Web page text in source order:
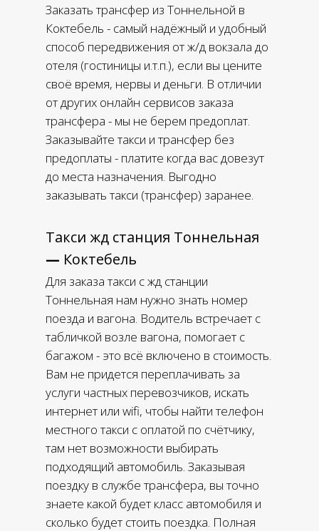
Такси жд станция Тоннельная
— Коктебель
Заказать трансфер из Тоннельной в
Коктебель - самый надёжный и удобный
способ передвижения от ж/д вокзала до
отеля (гостиницы и.т.п.), если вы цените
своё время, нервы и деньги. В отличии
от других онлайн сервисов заказа
трансфера - мы не берем предоплат.
Заказывайте такси и трансфер без
предоплаты - платите когда вас довезут
до места назначения. Выгодно
заказывать такси (трансфер) заранее.
Для заказа такси с жд станции
Тоннельная нам нужно знать номер
поезда и вагона. Водитель встречает с
табличкой возле вагона, помогает с
багажом - это всё включено в стоимость.
Вам не придется переплачивать за
услуги частных перевозчиков, искать
интернет или wifi, чтобы найти телефон
местного такси с оплатой по счётчику,
там нет возможности выбирать
подходящий автомобиль. Заказывая
поездку в службе трансфера, вы точно
знаете какой будет класс автомобиля и
сколько будет стоить поездка. Полная